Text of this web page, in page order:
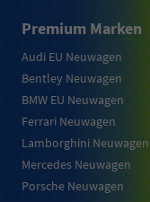
Premium Marken
Audi EU Neuwagen
Bentley Neuwagen
BMW EU Neuwagen
Ferrari Neuwagen
Lamborghini Neuwagen
Mercedes Neuwagen
Porsche Neuwagen